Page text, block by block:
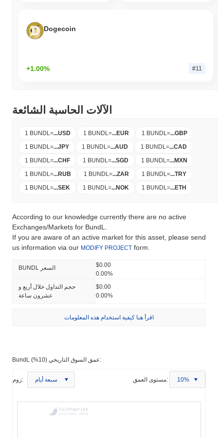
Dogecoin
+1.00% #11
الآلات الحاسبة الشائعة
1 BUNDL =...USD 1 BUNDL =...EUR 1 BUNDL =...GBP
1 BUNDL =...JPY 1 BUNDL =...AUD 1 BUNDL =...CAD
1 BUNDL =...CHF 1 BUNDL =...SGD 1 BUNDL =...MXN
1 BUNDL =...RUB 1 BUNDL =...ZAR 1 BUNDL =...TRY
1 BUNDL =...SEK 1 BUNDL =...NOK 1 BUNDL =...ETH
According to our knowledge currently there are no active
Exchanges/Markets for BundL.
If you are aware of an active market for this asset, please send
us information via our MODIFY PROJECT form.
BUNDL السعر
$0.00
0.00%
حجم التداول خلال أربع و
عشرون ساعة
$0.00
0.00%
اقرأ هنا كيفية استخدام هذه المعلومات
BundL عمق السوق التاريخي (10%):
زوم: سبعة أيام مستوى العمق: 10%